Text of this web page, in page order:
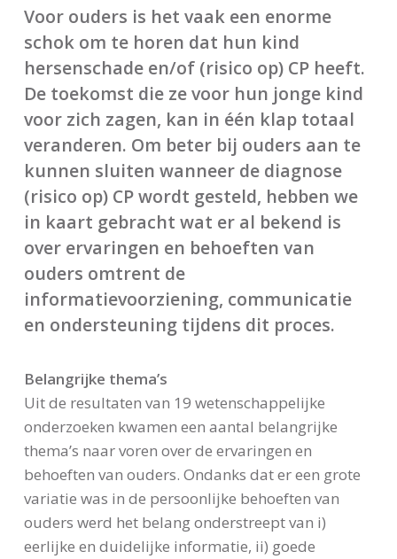
Voor ouders is het vaak een enorme
schok om te horen dat hun kind
hersenschade en/of (risico op) CP heeft.
De toekomst die ze voor hun jonge kind
voor zich zagen, kan in één klap totaal
veranderen. Om beter bij ouders aan te
kunnen sluiten wanneer de diagnose
(risico op) CP wordt gesteld, hebben we
in kaart gebracht wat er al bekend is
over ervaringen en behoeften van
ouders omtrent de
informatievoorziening, communicatie
en ondersteuning tijdens dit proces.
Belangrijke thema’s
Uit de resultaten van 19 wetenschappelijke
onderzoeken kwamen een aantal belangrijke
thema’s naar voren over de ervaringen en
behoeften van ouders. Ondanks dat er een grote
variatie was in de persoonlijke behoeften van
ouders werd het belang onderstreept van i)
eerlijke en duidelijke informatie, ii) goede